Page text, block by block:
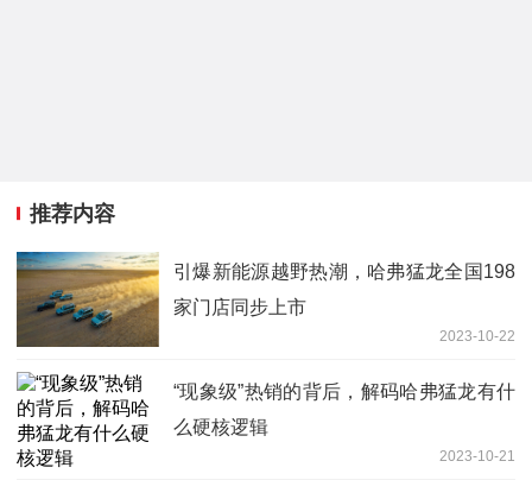
推荐内容
引爆新能源越野热潮，哈弗猛龙全国198
家门店同步上市
2023-10-22
“现象级”热销的背后，解码哈弗猛龙有什
么硬核逻辑
2023-10-21